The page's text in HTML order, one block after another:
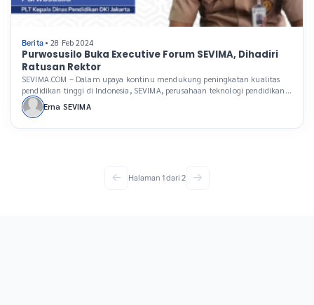
Berita • 28 Feb 2024
Purwosusilo Buka Executive Forum SEVIMA, Dihadiri
Ratusan Rektor
SEVIMA.COM – Dalam upaya kontinu mendukung peningkatan kualitas
pendidikan tinggi di Indonesia, SEVIMA, perusahaan teknologi pendidikan
(Edutech) terkemuka, rutin menggelar Executive Forum, sebuah acara
tahunan yang telah menjadi ajang penting bagi para pemimpin perguruan
Erna SEVIMA